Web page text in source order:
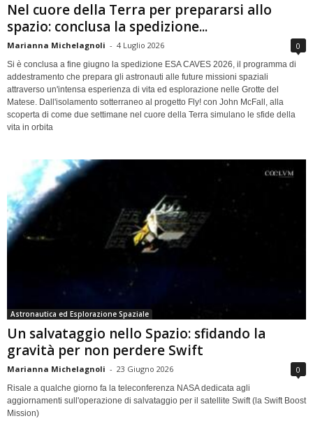
Nel cuore della Terra per prepararsi allo
spazio: conclusa la spedizione...
Marianna Michelagnoli - 4 Luglio 2026 0
Si è conclusa a fine giugno la spedizione ESA CAVES 2026, il programma di
addestramento che prepara gli astronauti alle future missioni spaziali
attraverso un'intensa esperienza di vita ed esplorazione nelle Grotte del
Matese. Dall'isolamento sotterraneo al progetto Fly! con John McFall, alla
scoperta di come due settimane nel cuore della Terra simulano le sfide della
vita in orbita
Astronautica ed Esplorazione Spaziale
Un salvataggio nello Spazio: sfidando la
gravità per non perdere Swift
Marianna Michelagnoli - 23 Giugno 2026 0
Risale a qualche giorno fa la teleconferenza NASA dedicata agli
aggiornamenti sull'operazione di salvataggio per il satellite Swift (la Swift Boost
Mission)